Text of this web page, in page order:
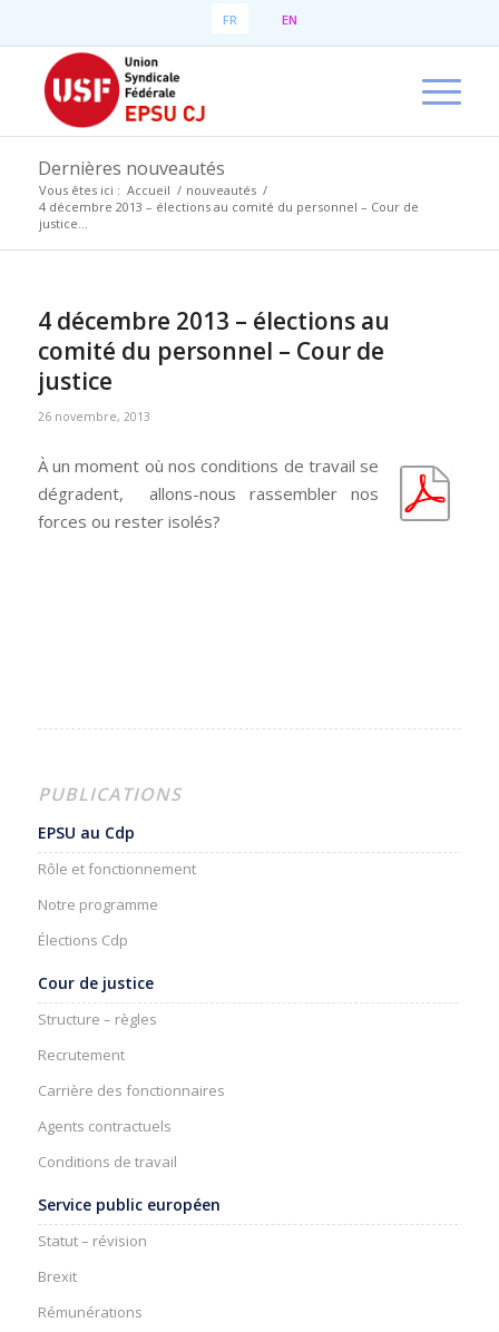
FR EN
Dernières nouveautés
Vous êtes ici : Accueil / nouveautés /
4 décembre 2013 – élections au comité du personnel – Cour de
justice...
4 décembre 2013 – élections au
comité du personnel – Cour de
justice
26 novembre, 2013
À un moment où nos conditions de travail se
dégradent, allons-nous rassembler nos
forces ou rester isolés?
PUBLICATIONS
EPSU au Cdp
Rôle et fonctionnement
Notre programme
Élections Cdp
Cour de justice
Structure – règles
Recrutement
Carrière des fonctionnaires
Agents contractuels
Conditions de travail
Service public européen
Statut – révision
Brexit
Rémunérations